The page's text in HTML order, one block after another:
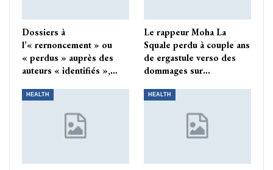
Dossiers à
l’« rernoncement » ou
« perdus » auprès des
auteurs « identifiés »,…
Le rappeur Moha La
Squale perdu à couple ans
de ergastule verso des
dommages sur…
HEALTH HEALTH